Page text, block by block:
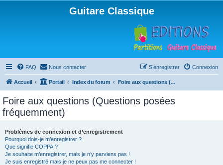
Guitare Classique
FAQ Nous contacter Connexion
S’enregistrer
Accueil Portail Index du forum Foire aux questions (Questions posées fréquemment)
Foire aux questions (Questions posées
fréquemment)
Problèmes de connexion et d’enregistrement
Pourquoi dois-je m’enregistrer ?
Que signifie COPPA ?
Je souhaite m’enregistrer, mais je n’y parviens pas !
Je suis enregistré mais je ne peux pas me connecter !